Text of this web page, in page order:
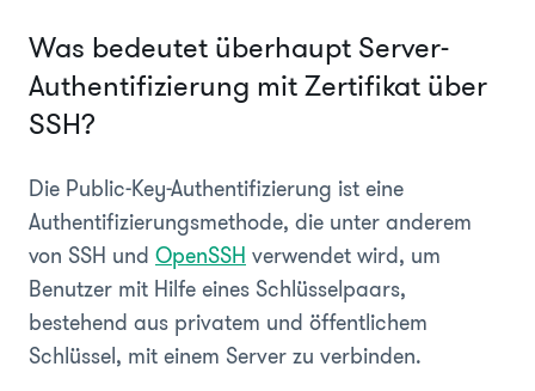
Was bedeutet überhaupt Server-
Authentifizierung mit Zertifikat über
SSH?
Die Public-Key-Authentifizierung ist eine
Authentifizierungsmethode, die unter anderem
von SSH und OpenSSH verwendet wird, um
Benutzer mit Hilfe eines Schlüsselpaars,
bestehend aus privatem und öffentlichem
Schlüssel, mit einem Server zu verbinden.